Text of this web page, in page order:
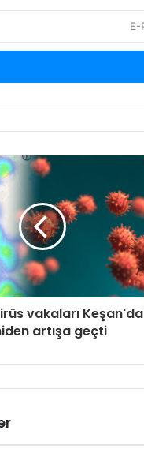
vakaları Keşan'da
artışa geçti